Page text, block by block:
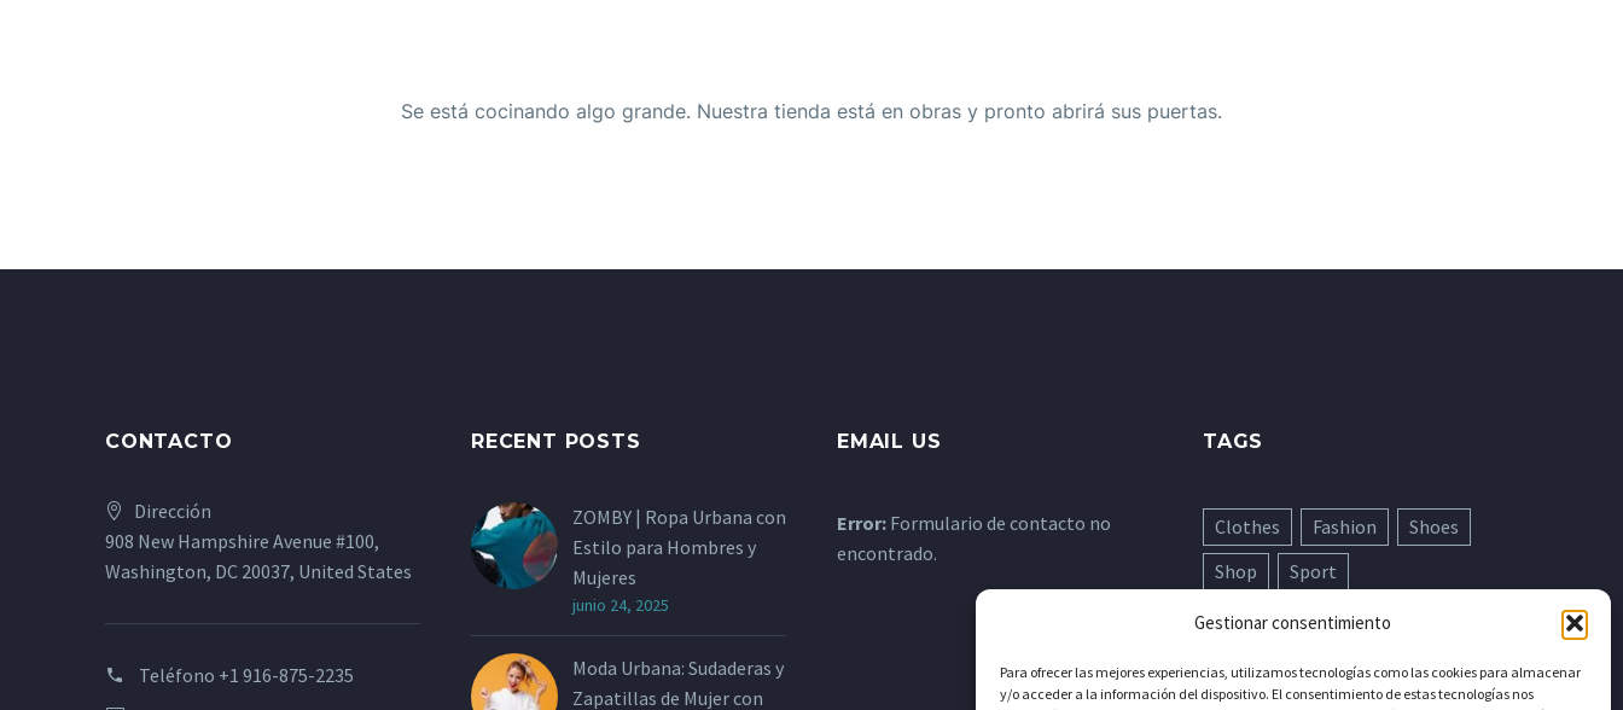
Gestionar consentimiento
Para ofrecer las mejores experiencias, utilizamos tecnologías como las cookies para almacenar
y/o acceder a la información del dispositivo. El consentimiento de estas tecnologías nos
Se está cocinando algo grande. Nuestra tienda está en obras y pronto abrirá sus puertas.
CONTACTO
Dirección
908 New Hampshire Avenue #100,
Washington, DC 20037, United States
Teléfono +1 916-875-2235
RECENT POSTS
ZOMBY | Ropa Urbana con
Estilo para Hombres y
Mujeres
junio 24, 2025
Moda Urbana: Sudaderas y
Zapatillas de Mujer con
EMAIL US
Error: Formulario de contacto no
encontrado.
TAGS
Clothes Fashion
Shoes
Shop
Sport